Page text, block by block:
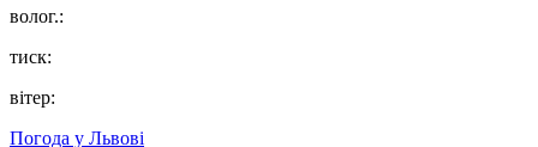
волог.:
тиск:
вітер:
Погода у Львові